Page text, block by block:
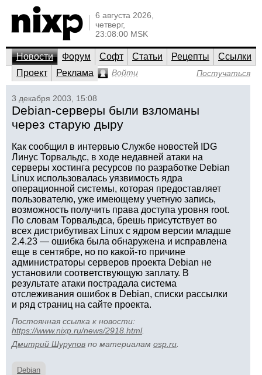
6 августа 2026,
четверг,
23:08:00 MSK
Новости Форум Софт Статьи Рецепты
Ссылки
Проект
Реклама Войти Постучаться
3 декабря 2003, 15:08
Debian-серверы были взломаны
через старую дыру
Как сообщил в интервью Службе новостей IDG
Линус Торвальдс, в ходе недавней атаки на
серверы хостинга ресурсов по разработке Debian
Linux использовалась уязвимость ядра
операционной системы, которая предоставляет
пользователю, уже имеющему учетную запись,
возможность получить права доступа уровня root.
По словам Торвальдса, брешь присутствует во
всех дистрибутивах Linux с ядром версии младше
2.4.23 — ошибка была обнаружена и исправлена
еще в сентябре, но по какой-то причине
администраторы серверов проекта Debian не
установили соответствующую заплату. В
результате атаки пострадала система
отслеживания ошибок в Debian, списки рассылки
и ряд страниц на сайте проекта.
Постоянная ссылка к новости:
https://www.nixp.ru/news/2918.html.
Дмитрий Шурупов по материалам osp.ru
Debian